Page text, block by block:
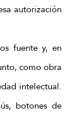
autorización
fuente y, en
como obra
intelectual.
botones de